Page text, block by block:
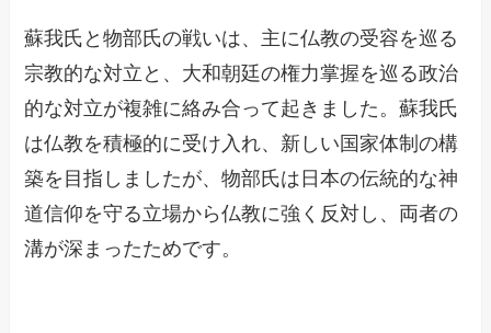
蘇我氏と物部氏の戦いは、主に仏教の受容を巡る
宗教的な対立と、大和朝廷の権力掌握を巡る政治
的な対立が複雑に絡み合って起きました。蘇我氏
は仏教を積極的に受け入れ、新しい国家体制の構
築を目指しましたが、物部氏は日本の伝統的な神
道信仰を守る立場から仏教に強く反対し、両者の
溝が深まったためです。